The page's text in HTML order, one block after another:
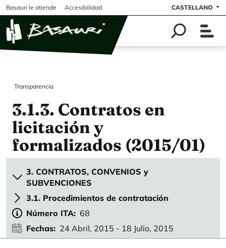
Pasar al contenido principal
Basauri le atiende Accesibilidad CASTELLANO
Transparencia
3.1.3. Contratos en
licitación y
formalizados (2015/01)
3. CONTRATOS, CONVENIOS y
SUBVENCIONES
3.1. Procedimientos de contratación
Número ITA
68
Fechas
24 Abril, 2015 - 18 Julio, 2015